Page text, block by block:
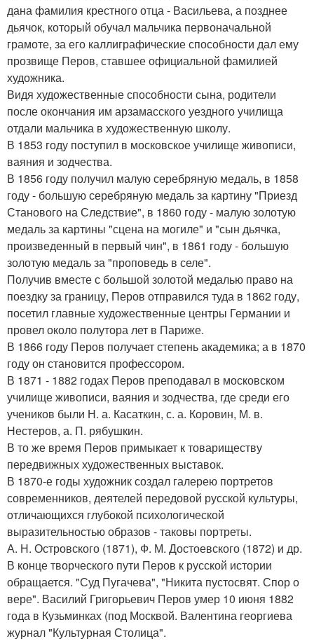
дана фамилия крестного отца - Васильева, а позднее
дьячок, который обучал мальчика первоначальной
грамоте, за его каллиграфические способности дал ему
прозвище Перов, ставшее официальной фамилией
художника.
Видя художественные способности сына, родители
после окончания им арзамасского уездного училища
отдали мальчика в художественную школу.
В 1853 году поступил в московское училище живописи,
ваяния и зодчества.
В 1856 году получил малую серебряную медаль, в 1858
году - большую серебряную медаль за картину "Приезд
Станового на Следствие", в 1860 году - малую золотую
медаль за картины "сцена на могиле" и "сын дьячка,
произведенный в первый чин", в 1861 году - большую
золотую медаль за "проповедь в селе".
Получив вместе с большой золотой медалью право на
поездку за границу, Перов отправился туда в 1862 году,
посетил главные художественные центры Германии и
провел около полутора лет в Париже.
В 1866 году Перов получает степень академика; а в 1870
году он становится профессором.
В 1871 - 1882 годах Перов преподавал в московском
училище живописи, ваяния и зодчества, где среди его
учеников были Н. а. Касаткин, с. а. Коровин, М. в.
Нестеров, а. П. рябушкин.
В то же время Перов примыкает к товариществу
передвижных художественных выставок.
В 1870-е годы художник создал галерею портретов
современников, деятелей передовой русской культуры,
отличающихся глубокой психологической
выразительностью образов - таковы портреты.
А. Н. Островского (1871), Ф. М. Достоевского (1872) и др.
В конце творческого пути Перов к русской истории
обращается. "Суд Пугачева", "Никита пустосвят. Спор о
вере". Василий Григорьевич Перов умер 10 июня 1882
года в Кузьминках (под Москвой. Валентина георгиева
журнал "Культурная Столица".